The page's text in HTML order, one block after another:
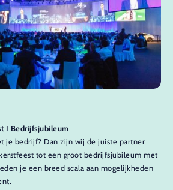
I Bedrijfsjubileum
je bedrijf? Dan zijn wij de juiste partner
tot een groot bedrijfsjubileum met
je een breed scala aan mogelijkheden